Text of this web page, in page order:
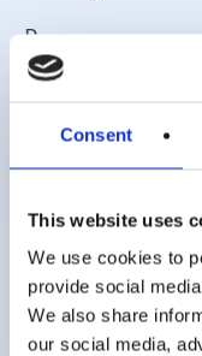
Consent
This website uses
We use cookies to
provide social
We also share
our social media,
Preocuparse no
menudo solo
en sus
ir. Elige la
se adapte a tu
tus alumnos.